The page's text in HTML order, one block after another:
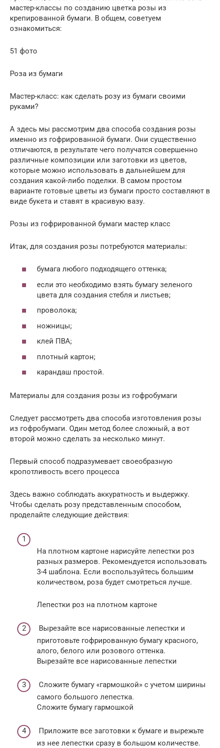
мастер-классы по созданию цветка розы из
крепированной бумаги. В общем, советуем
ознакомиться:
51 фото
Роза из бумаги
Мастер-класс: как сделать розу из бумаги своими
руками?
А здесь мы рассмотрим два способа создания розы
именно из гофрированной бумаги. Они существенно
отличаются, в результате чего получатся совершенно
различные композиции или заготовки из цветов,
которые можно использовать в дальнейшем для
создания какой-либо поделки. В самом простом
варианте готовые цветы из бумаги просто составляют в
виде букета и ставят в красивую вазу.
Розы из гофрированной бумаги мастер класс
Итак, для создания розы потребуются материалы:
бумага любого подходящего оттенка;
если это необходимо взять бумагу зеленого
цвета для создания стебля и листьев;
проволока;
ножницы;
клей ПВА;
плотный картон;
карандаш простой.
Материалы для создания розы из гофробумаги
Следует рассмотреть два способа изготовления розы
из гофробумаги. Один метод более сложный, а вот
второй можно сделать за несколько минут.
Первый способ подразумевает своеобразную
кропотливость всего процесса
Здесь важно соблюдать аккуратность и выдержку.
Чтобы сделать розу представленным способом,
проделайте следующие действия:
На плотном картоне нарисуйте лепестки роз
разных размеров. Рекомендуется использовать
3-4 шаблона. Если воспользуйтесь большим
количеством, роза будет смотреться лучше.
Лепестки роз на плотном картоне
Вырезайте все нарисованные лепестки и
приготовьте гофрированную бумагу красного,
алого, белого или розового оттенка.
Вырезайте все нарисованные лепестки
Сложите бумагу «гармошкой» с учетом ширины
самого большого лепестка.
Сложите бумагу гармошкой
Приложите все заготовки к бумаге и вырежьте
из нее лепестки сразу в большом количестве.